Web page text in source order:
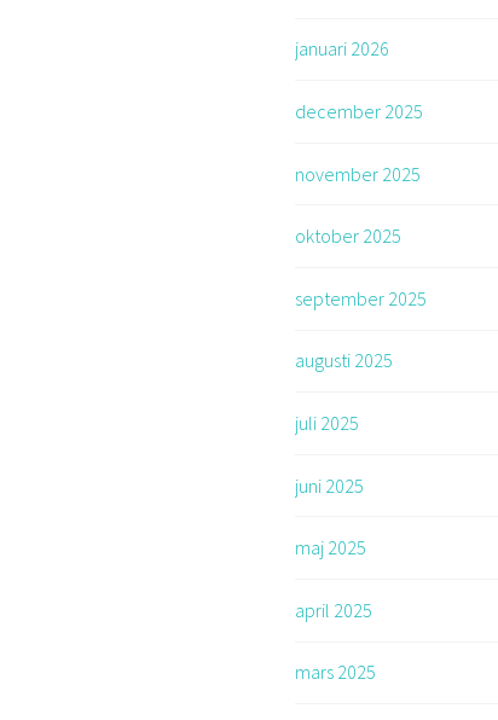
januari 2026
december 2025
november 2025
oktober 2025
september 2025
augusti 2025
juli 2025
juni 2025
maj 2025
april 2025
mars 2025